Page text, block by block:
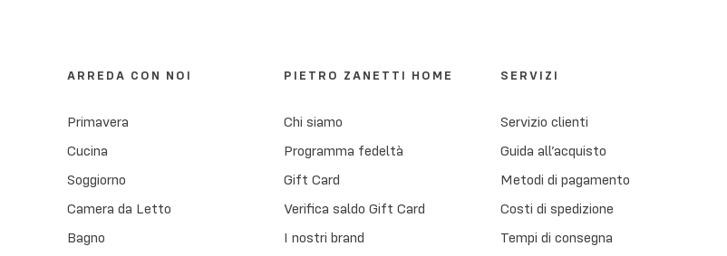
ARREDA CON NOI
Primavera
Cucina
Soggiorno
Camera da Letto
Bagno
PIETRO ZANETTI HOME
Chi siamo
Programma fedeltà
Gift Card
Verifica saldo Gift Card
I nostri brand
SERVIZI
Servizio clienti
Guida all’acquisto
Metodi di pagamento
Costi di spedizione
Tempi di consegna